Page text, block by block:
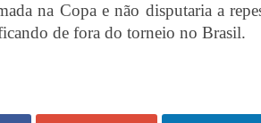
na Copa e não disputaria a
de fora do torneio no Brasil.